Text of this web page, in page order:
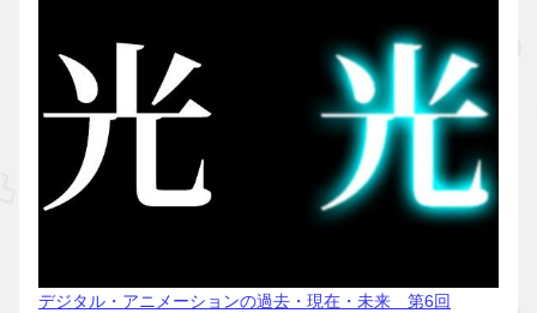
デジタル・アニメーションの過去・現在・未来 第6回